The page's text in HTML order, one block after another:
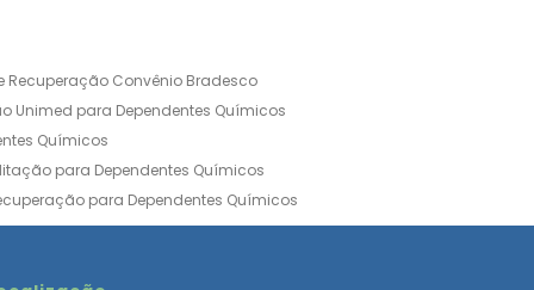
Recuperação Convênio Bradesco
Unimed para Dependentes Químicos
Químicos
para Dependentes Químicos
para Dependentes Químicos
Convênio Médico SulAmérica